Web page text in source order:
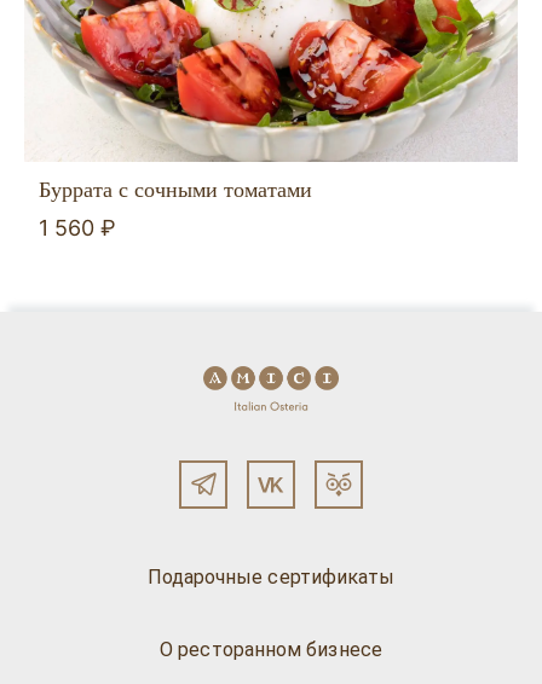
Буррата с сочными томатами
1 560 ₽
Подарочные сертификаты
О ресторанном бизнесе